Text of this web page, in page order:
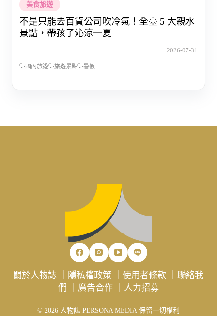
美食旅遊
不是只能去百貨公司吹冷氣！全臺 5 大親水
景點，帶孩子沁涼一夏
2026-07-31
國內旅遊 旅遊景點 暑假
關於人物誌 隱私權政策 ｜使用者條款 ｜聯絡我
們
廣告合作｜ 人力招募
© 2026 人物誌 PERSONA MEDIA 保留一切權利